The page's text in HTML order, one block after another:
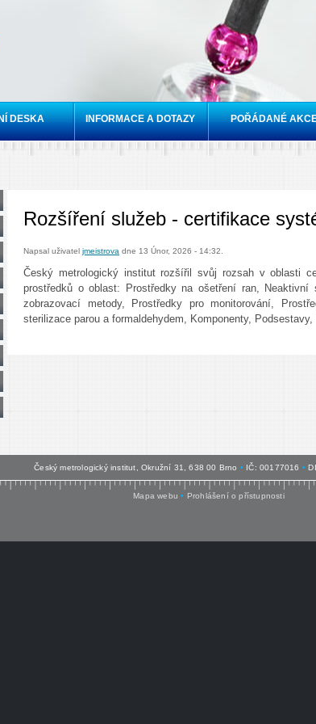
DESKA INFORMACE A DOTAZY POŘÁDANÉ
Rozšíření služeb - certifikace
Napsal uživatel jmeistrova dne 13 Únor, 2026 - 14:32.
Český metrologický institut rozšířil svůj rozsah v oblasti
prostředků o oblast: Prostředky na ošetření ran,
zobrazovací metody, Prostředky pro monitorování,
sterilizace parou a formaldehydem, Komponenty,
Český metrologický institut, Okružní 31, 638 00 Brno • IČ: 00177016 •
Mapa webu • Prohlášení o přístupnosti